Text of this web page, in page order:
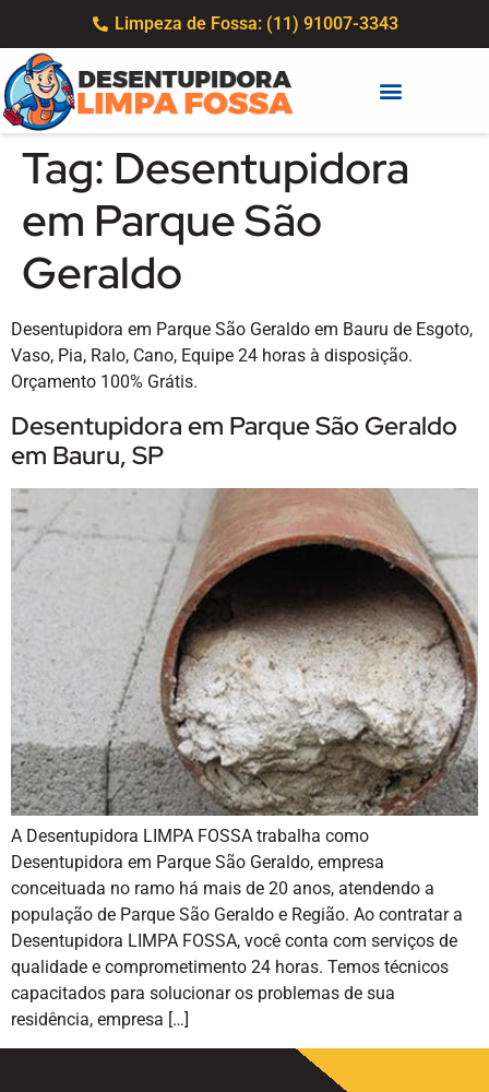
Limpeza de Fossa: (11) 91007-3343
Tag: Desentupidora
em Parque São
Geraldo
Desentupidora em Parque São Geraldo em Bauru de Esgoto,
Vaso, Pia, Ralo, Cano, Equipe 24 horas à disposição.
Orçamento 100% Grátis.
Desentupidora em Parque São Geraldo
em Bauru, SP
A Desentupidora LIMPA FOSSA trabalha como
Desentupidora em Parque São Geraldo, empresa
conceituada no ramo há mais de 20 anos, atendendo a
população de Parque São Geraldo e Região. Ao contratar a
Desentupidora LIMPA FOSSA, você conta com serviços de
qualidade e comprometimento 24 horas. Temos técnicos
capacitados para solucionar os problemas de sua
residência, empresa […]